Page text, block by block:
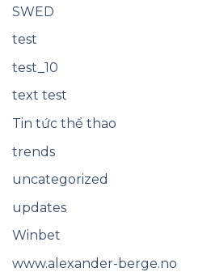
SWED
test
test_10
text test
Tin tức thể thao
trends
uncategorized
updates
Winbet
www.alexander-berge.no